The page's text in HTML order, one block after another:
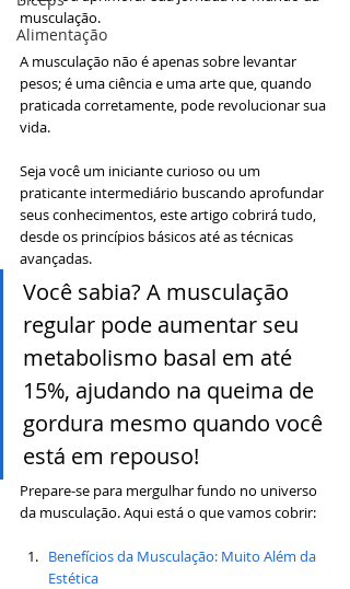
Alimentação
musculação.
A musculação não é apenas sobre levantar
pesos; é uma ciência e uma arte que, quando
praticada corretamente, pode revolucionar sua
vida.
Seja você um iniciante curioso ou um
praticante intermediário buscando aprofundar
seus conhecimentos, este artigo cobrirá tudo,
desde os princípios básicos até as técnicas
avançadas.
Você sabia? A musculação
regular pode aumentar seu
metabolismo basal em até
15%, ajudando na queima de
gordura mesmo quando você
está em repouso!
Prepare-se para mergulhar fundo no universo
da musculação. Aqui está o que vamos cobrir:
Benefícios da Musculação: Muito Além da
Estética